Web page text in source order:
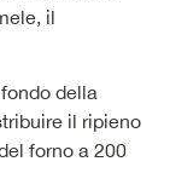
il
della
il ripieno
forno a 200